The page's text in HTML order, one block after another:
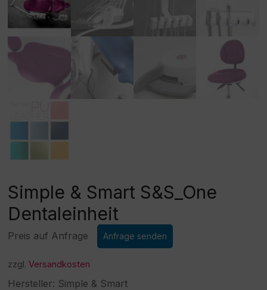
Simple & Smart S&S_One
Dentaleinheit
Preis auf Anfrage Anfrage senden
zzgl.Versandkosten
Hersteller: Simple & Smart